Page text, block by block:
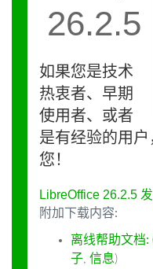
26.2.5
如果您是技术
热衷者、早期
使用者、或者
是有经验的用
您！
LibreOffice 26.2.5
附加下载内容:
离线帮助文档:
子, 信息)